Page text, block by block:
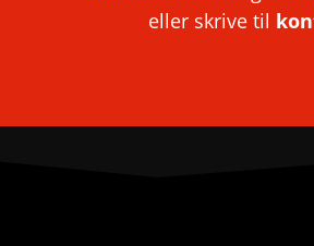
eller skrive til